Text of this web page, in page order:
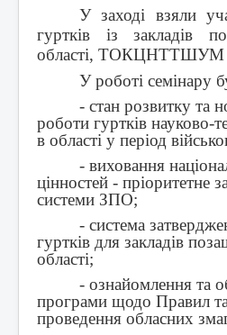
У заході взяли
гуртків із закладів
області, ТОКЦНТТШУМ
У роботі семінару
- стан розвитку та
роботи гуртків науково-
в області у період
- виховання
цінностей - пріоритетне
системи ЗПО;
- система
гуртків для закладів
області;
- ознайомлення та
програми щодо Правил та
проведення обласних